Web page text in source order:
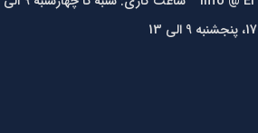
17، پنجشنبه 9 الی 13